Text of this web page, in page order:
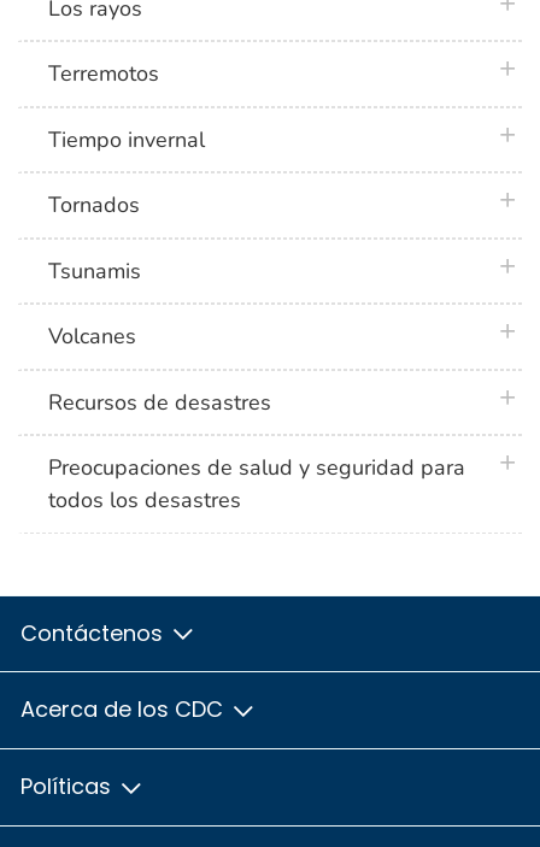
Los rayos
Terremotos
Tiempo invernal
Tornados
Tsunamis
Volcanes
Recursos de desastres
Preocupaciones de salud y seguridad para
todos los desastres
Contáctenos
Acerca de los CDC
Políticas